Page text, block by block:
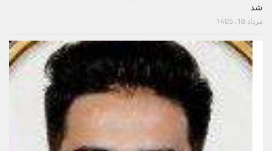
شد
مرداد 18, 1405